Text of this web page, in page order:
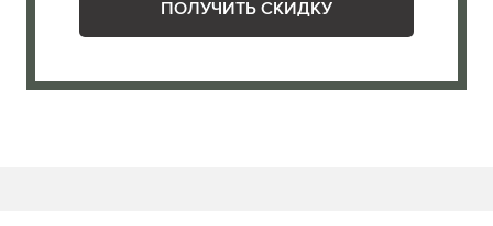
ПОЛУЧИТЬ СКИДКУ